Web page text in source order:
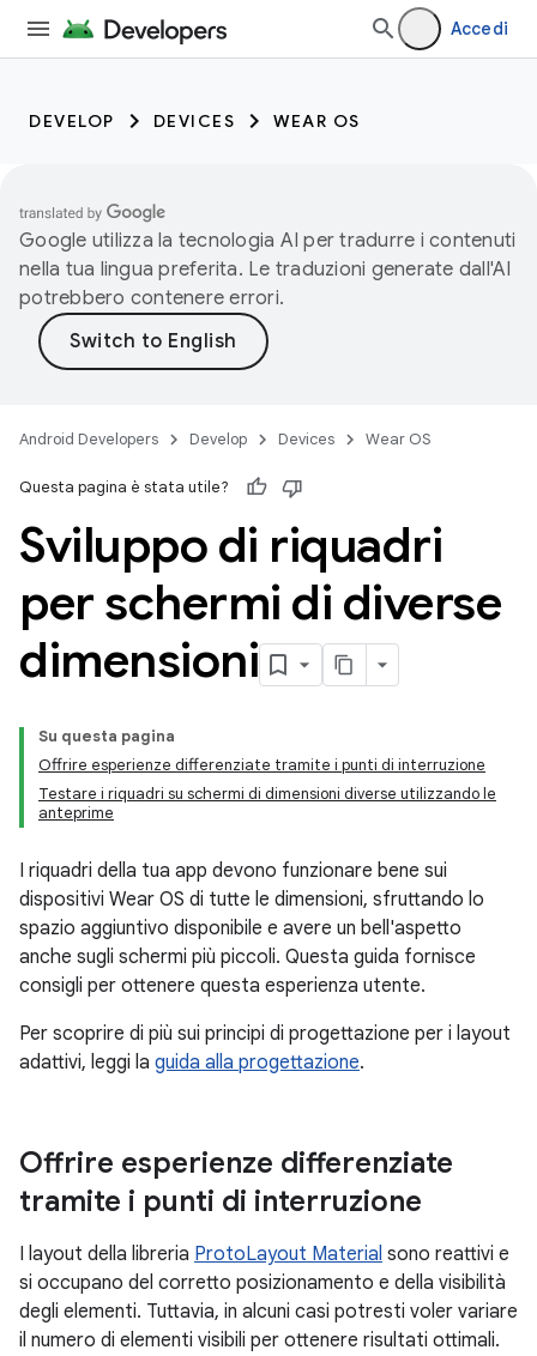
Accedi
DEVELOP DEVICES WEAR OS
Google utilizza la tecnologia AI per tradurre i contenuti
nella tua lingua preferita. Le traduzioni generate dall'AI
potrebbero contenere errori.
Android Developers Develop Devices Wear OS
Questa pagina è stata utile?
Sviluppo di riquadri
per schermi di diverse
dimensioni
Su questa pagina
Offrire esperienze differenziate tramite i punti di interruzione
Testare i riquadri su schermi di dimensioni diverse utilizzando le
anteprime
I riquadri della tua app devono funzionare bene sui
dispositivi Wear OS di tutte le dimensioni, sfruttando lo
spazio aggiuntivo disponibile e avere un bell'aspetto
anche sugli schermi più piccoli. Questa guida fornisce
consigli per ottenere questa esperienza utente.
Per scoprire di più sui principi di progettazione per i layout
adattivi, leggi la guida alla progettazione.
Offrire esperienze differenziate
tramite i punti di interruzione
I layout della libreria ProtoLayout Material sono reattivi e
si occupano del corretto posizionamento e della visibilità
degli elementi. Tuttavia, in alcuni casi potresti voler variare
il numero di elementi visibili per ottenere risultati ottimali.